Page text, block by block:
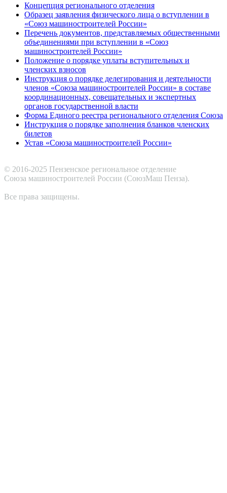
Концепция регионального отделения
Образец заявления физического лица о вступлении в
«Союз машиностроителей России»
Перечень документов, представляемых общественными
объединениями при вступлении в «Союз
машиностроителей России»
Положение о порядке уплаты вступительных и
членских взносов
Инструкция о порядке делегирования и деятельности
членов «Союза машиностроителей России» в составе
координационных, совещательных и экспертных
органов государственной власти
Форма Единого реестра регионального отделения Союза
Инструкция о порядке заполнения бланков членских
билетов
Устав «Союза машиностроителей России»
© 2016-2025 Пензенское региональное отделение
Cоюза машиностроителей России (СоюзМаш Пенза).
Все права защищены.